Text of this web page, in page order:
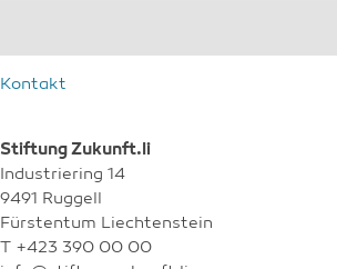
Kontakt
Stiftung Zukunft.li
Industriering 14
9491 Ruggell
Fürstentum Liechtenstein
T +423 390 00 00